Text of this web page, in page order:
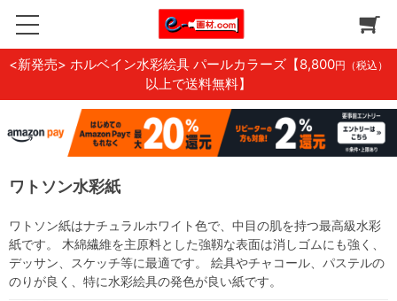
<新発売> ホルベイン水彩絵具 パールカラーズ 【8,800円（税込）
以上で送料無料】
ワトソン水彩紙
ワトソン紙はナチュラルホワイト色で、中目の肌を持つ最高級水彩
紙です。 木綿繊維を主原料とした強靱な表面は消しゴムにも強く、
デッサン、スケッチ等に最適です。 絵具やチャコール、パステルの
のりが良く、特に水彩絵具の発色が良い紙です。